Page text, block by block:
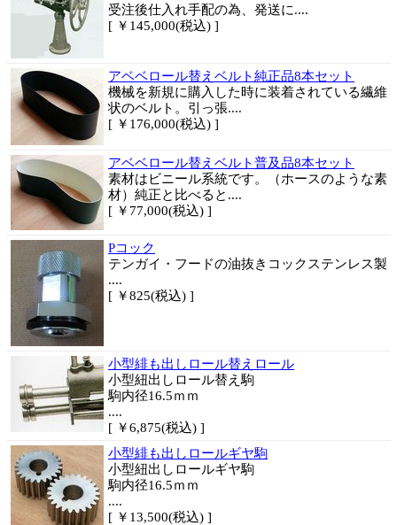
受注後仕入れ手配の為、発送に....
[ ￥145,000(税込) ]
アベベロール替えベルト純正品8本セット
機械を新規に購入した時に装着されている繊維
状のベルト。引っ張....
[ ￥176,000(税込) ]
アベベロール替えベルト普及品8本セット
素材はビニール系統です。（ホースのような素
材）純正と比べると....
[ ￥77,000(税込) ]
Pコック
テンガイ・フードの油抜きコックステンレス製
....
[ ￥825(税込) ]
小型緋も出しロール替えロール
小型紐出しロール替え駒
駒内径16.5ｍｍ
....
[ ￥6,875(税込) ]
小型緋も出しロールギヤ駒
小型紐出しロールギヤ駒
駒内径16.5ｍｍ
....
[ ￥13,500(税込) ]